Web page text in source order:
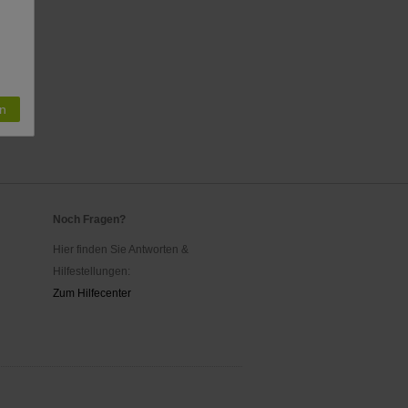
Noch Fragen?
Hier finden Sie Antworten &
Hilfestellungen:
Zum Hilfecenter